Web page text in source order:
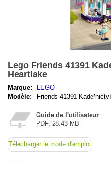
Lego Friends 41391
Heartlake
Marque:
LEGO
Modèle:
Friends 41391
Guide de l'utilisateur
PDF, 28.43 MB
Télécharger le mode d'emploi